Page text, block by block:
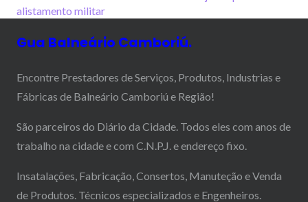
alistamento militar
Gua Balneário Camboriú.
Encontre Prestadores de Serviços, Produtos, Industrias e
Fábricas de Balneário Camboriú e Região!
São parceiros do Diário da Cidade. Todos eles com anos de
trabalho na cidade e com C.N.P.J. e endereço fixo.
Insatalações, Fabricação, Consertos, Manuteção e Venda
de Produtos. Técnicos especializados e Engenheiros.